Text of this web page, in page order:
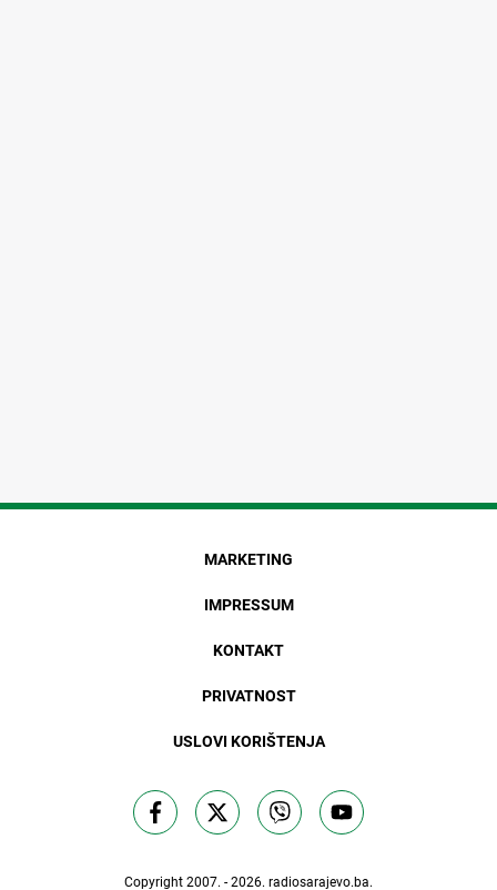
MARKETING
IMPRESSUM
KONTAKT
PRIVATNOST
USLOVI KORIŠTENJA
Copyright 2007. - 2026. radiosarajevo.ba.